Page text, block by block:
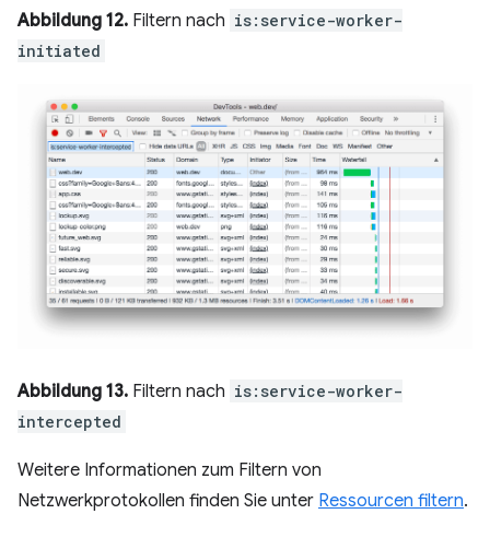
Abbildung 12. Filtern nach is:service-worker-
initiated
Abbildung 13. Filtern nach is:service-worker-
intercepted
Weitere Informationen zum Filtern von
Netzwerkprotokollen finden Sie unter Ressourcen filtern.